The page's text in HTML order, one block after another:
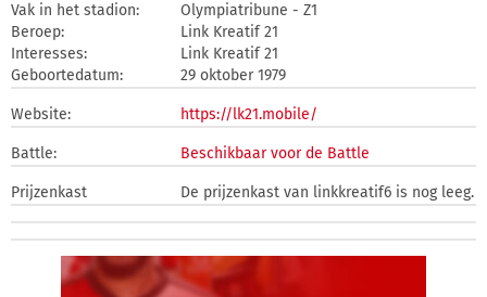
Vak in het stadion:
Olympiatribune - Z1
Beroep:
Link Kreatif 21
Interesses:
Link Kreatif 21
Geboortedatum:
29 oktober 1979
Website: https://lk21.mobile/
Battle: Beschikbaar voor de Battle
Prijzenkast De prijzenkast van linkkreatif6 is nog leeg.